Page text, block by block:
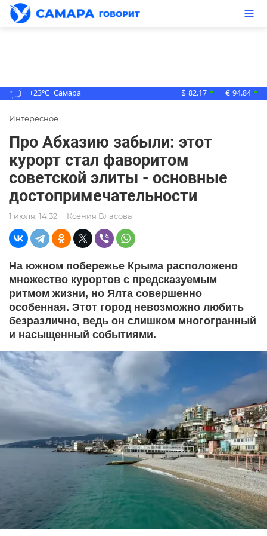
+23°C Самара $ 82.17 ▲ € 94.84 ▲
Интересное
Про Абхазию забыли: этот
курорт стал фаворитом
советской элиты - основные
достопримечательности
1 июля, 14:32 Ксения Власова
На южном побережье Крыма расположено
множество курортов с предсказуемым
ритмом жизни, но Ялта совершенно
особенная. Этот город невозможно любить
безразлично, ведь он слишком многогранный
и насыщенный событиями.